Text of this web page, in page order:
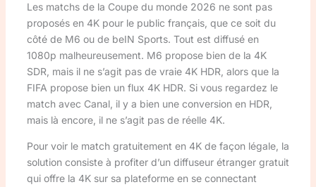
Les matchs de la Coupe du monde 2026 ne sont pas
proposés en 4K pour le public français, que ce soit du
côté de M6 ou de beIN Sports. Tout est diffusé en
1080p malheureusement. M6 propose bien de la 4K
SDR, mais il ne s’agit pas de vraie 4K HDR, alors que la
FIFA propose bien un flux 4K HDR. Si vous regardez le
match avec Canal, il y a bien une conversion en HDR,
mais là encore, il ne s’agit pas de réelle 4K.
Pour voir le match gratuitement en 4K de façon légale, la
solution consiste à profiter d’un diffuseur étranger gratuit
qui offre la 4K sur sa plateforme en se connectant